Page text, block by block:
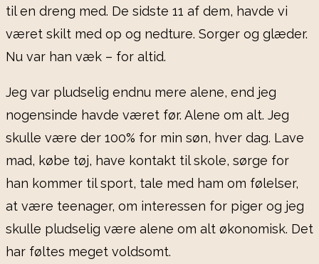
til en dreng med. De sidste 11 af dem, havde vi
været skilt med op og nedture. Sorger og glæder.
Nu var han væk – for altid.
Jeg var pludselig endnu mere alene, end jeg
nogensinde havde været før. Alene om alt. Jeg
skulle være der 100% for min søn, hver dag. Lave
mad, købe tøj, have kontakt til skole, sørge for
han kommer til sport, tale med ham om følelser,
at være teenager, om interessen for piger og jeg
skulle pludselig være alene om alt økonomisk. Det
har føltes meget voldsomt.